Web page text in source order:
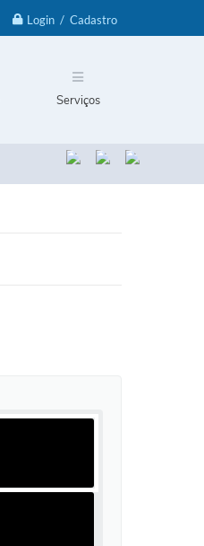
Login / Cadastro
Serviços